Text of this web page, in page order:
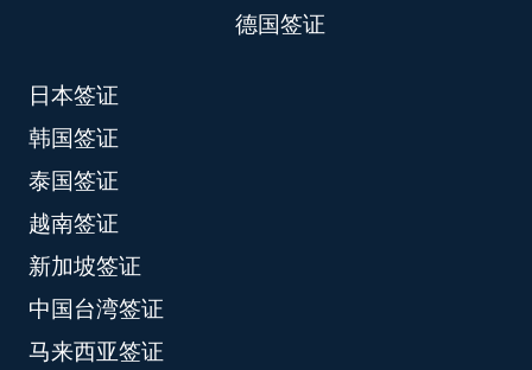
德国签证
日本签证
韩国签证
泰国签证
越南签证
新加坡签证
中国台湾签证
马来西亚签证